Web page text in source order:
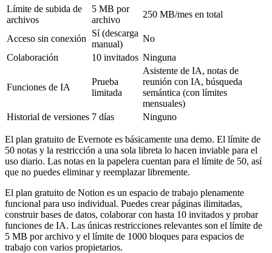
Límite de subida de
archivos
5 MB por
archivo
250 MB/mes en total
Acceso sin conexión
Sí (descarga
manual)
No
Colaboración
10 invitados Ninguna
Funciones de IA
Prueba
limitada
Asistente de IA, notas de
reunión con IA, búsqueda
semántica (con límites
mensuales)
Historial de versiones 7 días Ninguno
El plan gratuito de Evernote es básicamente una demo. El límite de
50 notas y la restricción a una sola libreta lo hacen inviable para el
uso diario. Las notas en la papelera cuentan para el límite de 50, así
que no puedes eliminar y reemplazar libremente.
El plan gratuito de Notion es un espacio de trabajo plenamente
funcional para uso individual. Puedes crear páginas ilimitadas,
construir bases de datos, colaborar con hasta 10 invitados y probar
funciones de IA. Las únicas restricciones relevantes son el límite de
5 MB por archivo y el límite de 1000 bloques para espacios de
trabajo con varios propietarios.